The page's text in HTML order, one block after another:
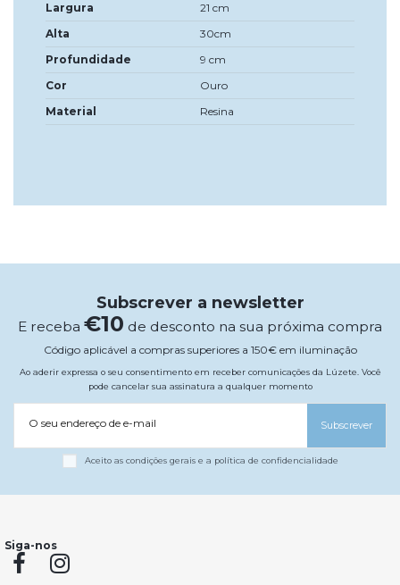
Largura
21 cm
Alta
30cm
Profundidade
9 cm
Cor
Ouro
Material
Resina
Subscrever a newsletter
E receba €10 de desconto na sua próxima compra
Código aplicável a compras superiores a 150€ em iluminação
Ao aderir expressa o seu consentimento em receber comunicações da Lúzete. Você
pode cancelar sua assinatura a qualquer momento
O seu endereço de e-mail Subscrever
Aceito as condições gerais e a política de confidencialidade
Siga-nos